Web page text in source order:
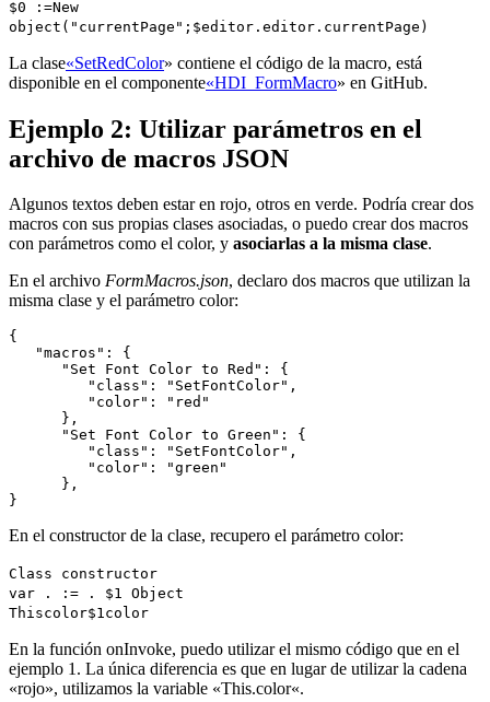
$0 :=New
object ("currentPage"; $editor . editor . currentPage )
La clase«SetRedColor» contiene el código de la macro, está
disponible en el componente«HDI_FormMacro» en GitHub.
Ejemplo 2: Utilizar parámetros en el
archivo de macros JSON
Algunos textos deben estar en rojo, otros en verde. Podría crear dos
macros con sus propias clases asociadas, o puedo crear dos macros
con parámetros como el color, y asociarlas a la misma clase.
En el archivo FormMacros.json, declaro dos macros que utilizan la
misma clase y el parámetro color:
{
   "macros": {
      "Set Font Color to Red": {
         "class": "SetFontColor",
         "color": "red"
      },
      "Set Font Color to Green": {
         "class": "SetFontColor",
         "color": "green"
      },
En el constructor de la clase, recupero el parámetro color:
Class constructor
var . := . $1 Object
Thiscolor$1color
En la función onInvoke, puedo utilizar el mismo código que en el
ejemplo 1. La única diferencia es que en lugar de utilizar la cadena
«rojo», utilizamos la variable «This.color«.